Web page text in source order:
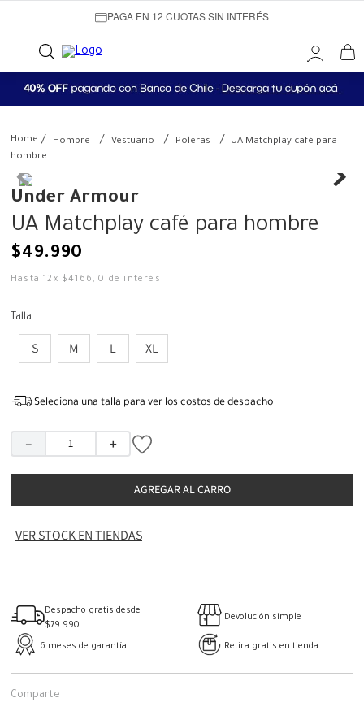
PAGA EN 12 CUOTAS SIN INTERÉS
Hombre Vestuario Poleras
UA Matchplay café para
hombre
Under Armour
UA Matchplay café para hombre
$49.990
Hasta12 x $4166 ,0 de interés
Talla
S M L XL
Seleciona una talla para ver los costos de despacho
＋
－
AGREGAR AL CARRO
VER STOCK EN TIENDAS
Despacho gratis desde
$79.990
Devolución simple
6 meses de garantía Retira gratis en tienda
Comparte